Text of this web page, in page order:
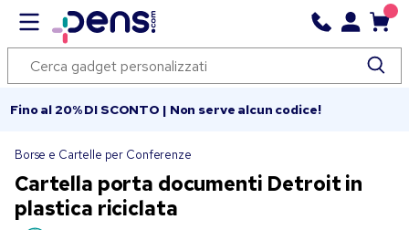
Fino al 20% DI SCONTO | Non serve alcun codice!
Borse e Cartelle per Conferenze
Cartella porta documenti Detroit in
plastica riciclata